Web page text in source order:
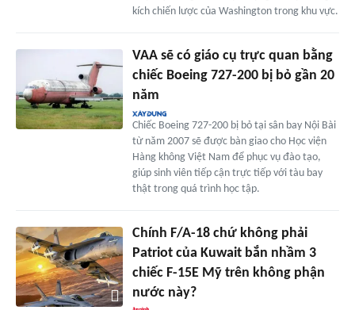
kích chiến lược của Washington trong khu vực.
VAA sẽ có giáo cụ trực quan bằng
chiếc Boeing 727-200 bị bỏ gần 20
năm
Chiếc Boeing 727-200 bị bỏ tại sân bay Nội Bài
từ năm 2007 sẽ được bàn giao cho Học viện
Hàng không Việt Nam để phục vụ đào tạo,
giúp sinh viên tiếp cận trực tiếp với tàu bay
thật trong quá trình học tập.
Chính F/A-18 chứ không phải
Patriot của Kuwait bắn nhầm 3
chiếc F-15E Mỹ trên không phận
nước này?